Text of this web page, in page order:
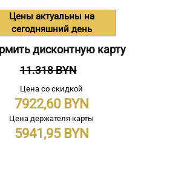
Цены актуальны на
сегодняшний день
дисконтную карту
11.318 BYN
Цена со скидкой
7922,60
Цена держателя карты
5941,95